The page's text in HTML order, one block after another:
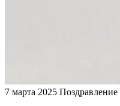
7 марта 2025